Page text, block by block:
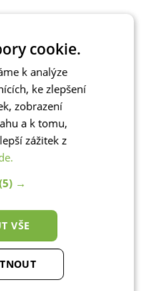
jednokřídlé
trojsklem, které
ovládání i větrání.
vypadají a mají
dveře prosvětlí váš
cookie.
k analýze
ke zlepšení
zobrazení
a k tomu,
zážitek z
→
VŠE